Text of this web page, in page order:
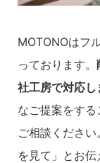
MOTONOはフ
っております。
社工房で対応し
なご提案をす
ご相談くださ
を見て」とお伝